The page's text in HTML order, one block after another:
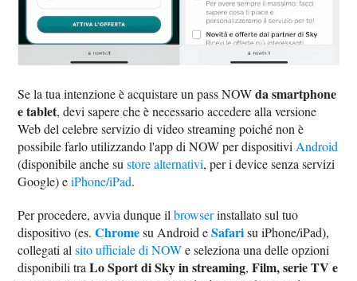
Se la tua intenzione è acquistare un pass NOWda smartphone
e tablet, devi sapere che è necessario accedere alla versione
Web del celebre servizio di video streaming poiché non è
possibile farlo utilizzando l'app di NOW per dispositivi Android
(disponibile anche sustore alternativi, per i device senza servizi
Google) eiPhone/iPad.
Per procedere, avvia dunque ilbrowserinstallato sul tuo
dispositivo (es.Chromesu Android eSafarisu iPhone/iPad),
collegati alsito ufficiale di NOWe seleziona una delle opzioni
disponibili traLo Sport di Sky in streaming,Film, serie TV e